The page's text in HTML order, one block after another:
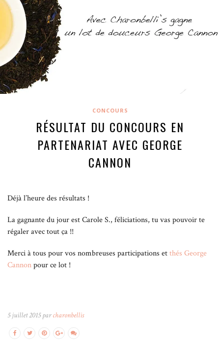
CONCOURS
RÉSULTAT DU CONCOURS EN
PARTENARIAT AVEC GEORGE
CANNON
Déjà l’heure des résultats !
La gagnante du jour est Carole S., féliciations, tu vas pouvoir te
régaler avec tout ça !!
Merci à tous pour vos nombreuses participations etthés George
Cannonpour ce lot !
5 juillet 2015 parcharonbellis